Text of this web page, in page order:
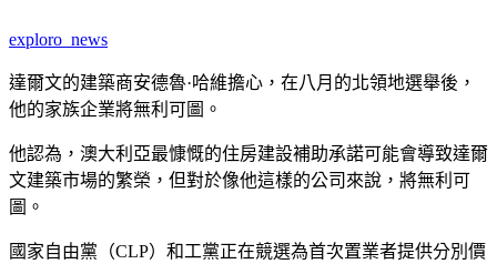
exploro_news
達爾文的建築商安德魯·哈維擔心，在八月的北領地選舉後，
他的家族企業將無利可圖。
他認為，澳大利亞最慷慨的住房建設補助承諾可能會導致達爾
文建築市場的繁榮，但對於像他這樣的公司來說，將無利可
圖。
國家自由黨（CLP）和工黨正在競選為首次置業者提供分別價